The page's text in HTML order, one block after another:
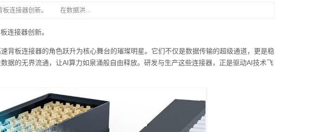
板连接器创新。 在数据洪...
连接器创新。
板连接器的角色跃升为核心舞台的璀璨明星。它们不仅是数据传输的超级通道，更是稳
据的无界流通，让AI算力如泉涌般自由释放。研发与生产这些连接器，正是驱动AI技术飞